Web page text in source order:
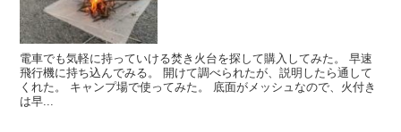
電車でも気軽に持っていける焚き火台を探して購入してみた。 早速
飛行機に持ち込んでみる。 開けて調べられたが、説明したら通して
くれた。 キャンプ場で使ってみた。 底面がメッシュなので、火付き
は早...